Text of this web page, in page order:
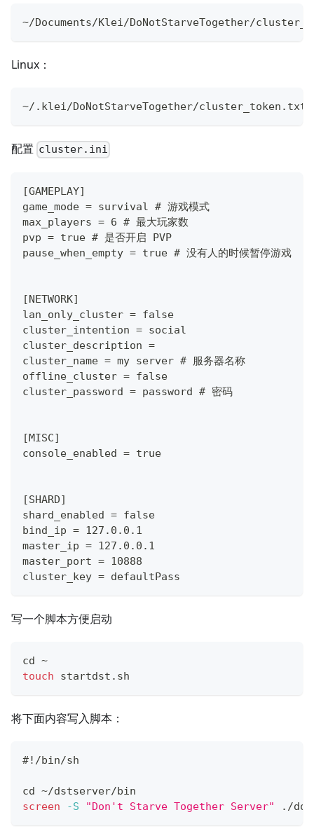
~/Documents/Klei/DoNotStarveTogether/
Linux：
~/.klei/DoNotStarveTogether/cluster_token.txt
配置 cluster.ini
[GAMEPLAY]
game_mode = survival # 游戏模式
max_players = 6 # 最大玩家数
pvp = true # 是否开启 PVP
pause_when_empty = true # 没有人的时候暂停游戏
[NETWORK]
lan_only_cluster = false
cluster_intention = social
cluster_description =
cluster_name = my server # 服务器名称
offline_cluster = false
cluster_password = password # 密码
[MISC]
console_enabled = true
[SHARD]
shard_enabled = false
bind_ip = 127.0.0.1
master_ip = 127.0.0.1
master_port = 10888
cluster_key = defaultPass
写一个脚本方便启动
cd
~
touch startdst.sh
将下面内容写入脚本：
#!/bin/sh
cd
~/dstserver/bin
screen
-S "Don't Starve Together Server" ./